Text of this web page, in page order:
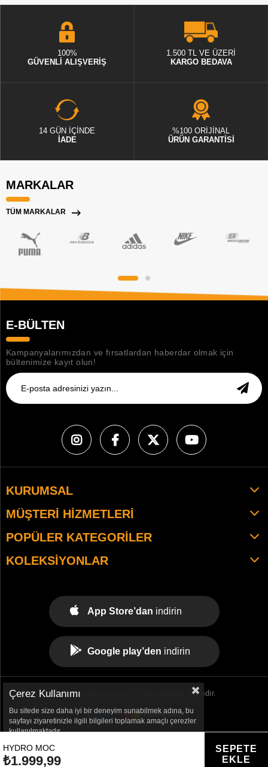
HYDRO MOC
₺1.999,99
100%
GÜVENLİ ALIŞVERİŞ
1.500 TL VE ÜZERİ
KARGO BEDAVA
14 GÜN İÇİNDE
İADE
%100 ORİJİNAL
ÜRÜN GARANTİSİ
MARKALAR
TÜM MARKALAR
E-BÜLTEN
Kampanyalarımızdan ve fırsatlardan haberdar olmak için
bültenimize kayıt olun!
KURUMSAL
MÜŞTERI HIZMETLERI
POPÜLER KATEGORILER
KOLEKSIYONLAR
App Store’dan indirin
Google play’den indirin
© 2021 tekemspor.com. - Tüm Hakları Saklıdır.
Çerez Kullanımı
Bu sitede size daha iyi bir deneyim sunabilmek adına, bu
sayfayı ziyaretinizle ilgili bilgileri toplamak amaçlı çerezler
kullanılmaktadır.